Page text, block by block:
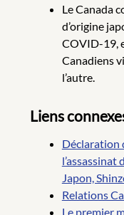
Le Canada
d’origine
COVID-19,
Canadiens
l’autre.
Liens
Déclaration
l’assassinat
Japon,
Relations
Le premier